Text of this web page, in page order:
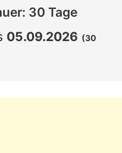
30 Tage
05.09.2026 (30